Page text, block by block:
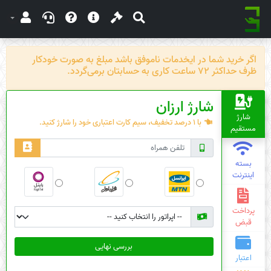
اگر خرید شما در ایخدمات ناموفق باشد مبلغ به صورت خودکار
ظرف حداکثر 72 ساعت کاری به حسابتان برمی‌گردد.
شارژ
مستقیم
بسته
اینترنت
پرداخت
قبض
اعتبار
شارژ ارزان
با 1 درصد تخفیف، سیم کارت اعتباری خود را شارژ کنید.
بررسی نهایی